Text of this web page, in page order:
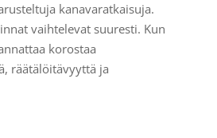
kanavaratkaisuja.
vaihtelevat suuresti. Kun
korostaa
räätälöitävyyttä ja